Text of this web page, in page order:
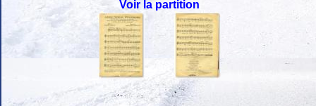
Voir la partition